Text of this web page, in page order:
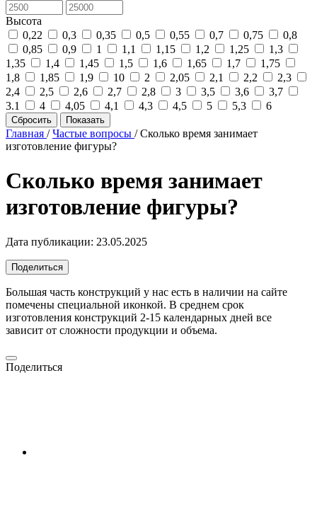
Высота
0,22
0,3 0,35 0,5 0,55 0,7 0,75
0,8
0,85
0,9 1 1,1 1,15 1,2 1,25
1,3
1,35
1,4 1,45 1,5 1,6 1,65 1,7
1,75
1,8
1,85 1,9 10 2 2,05 2,1 2,2
2,3
2,4
2,5 2,6 2,7 2,8 3 3,5 3,6
3,7
3.1
4 4,05 4,1 4,3 4,5 5 5,3 6
Сбросить Показать
Главная /Частые вопросы /Сколько время занимает
изготовление фигуры?
Сколько время занимает
изготовление фигуры?
Дата публикации: 23.05.2025
Поделиться
Большая часть конструкций у нас есть в наличии на сайте
помечены специальной иконкой. В среднем срок
изготовления конструкций 2-15 календарных дней все
зависит от сложности продукции и объема.
Поделиться